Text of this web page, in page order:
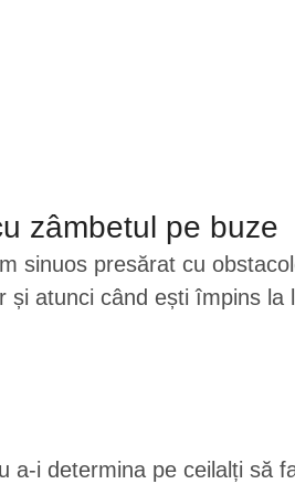
zâmbetul pe buze
sinuos presărat cu
atunci când ești împins
a-i determina pe ceilalți